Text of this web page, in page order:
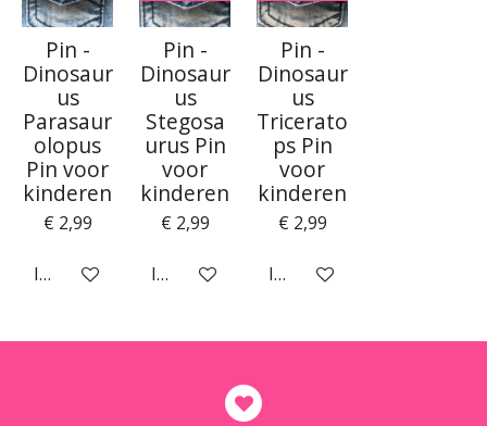
Pin -
Dinosaur
us
Parasaur
olopus
Pin voor
kinderen
€ 2,99
In winkelwagen
Pin -
Dinosaur
us
Stegosa
urus Pin
voor
kinderen
€ 2,99
In winkelwagen
Pin -
Dinosaur
us
Tricerato
ps Pin
voor
kinderen
€ 2,99
In winkelwagen